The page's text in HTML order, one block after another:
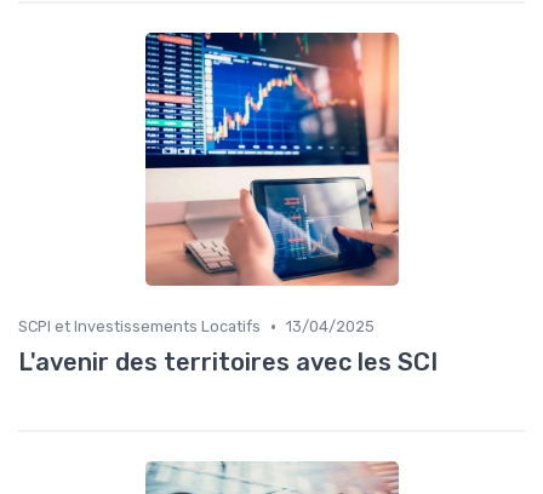
SCPI et Investissements Locatifs • 13/04/2025
L'avenir des territoires avec les SCI